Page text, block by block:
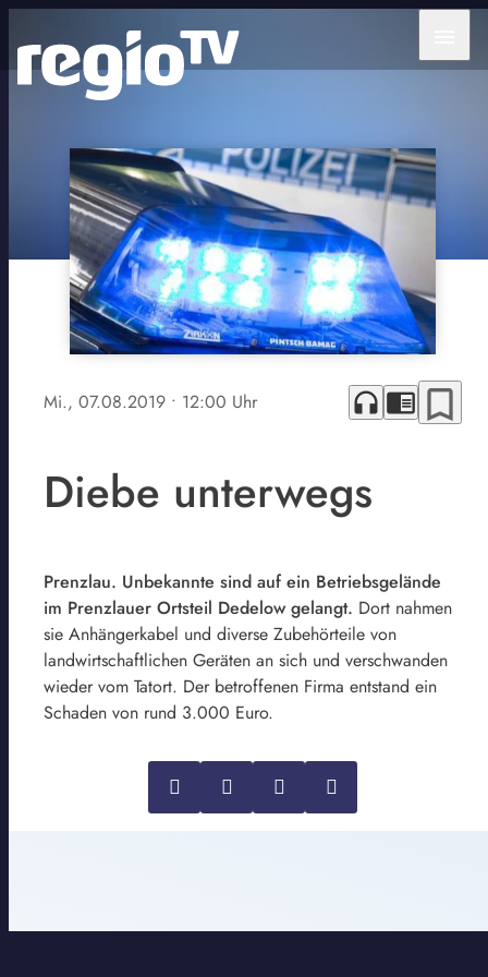
Mi., 07.08.2019 • 12:00 Uhr headphones chrome_reader_mode bookmark_border
Diebe unterwegs
Prenzlau. Unbekannte sind auf ein Betriebsgelände
im Prenzlauer Ortsteil Dedelow gelangt. Dort nahmen
sie Anhängerkabel und diverse Zubehörteile von
landwirtschaftlichen Geräten an sich und verschwanden
wieder vom Tatort. Der betroffenen Firma entstand ein
Schaden von rund 3.000 Euro.